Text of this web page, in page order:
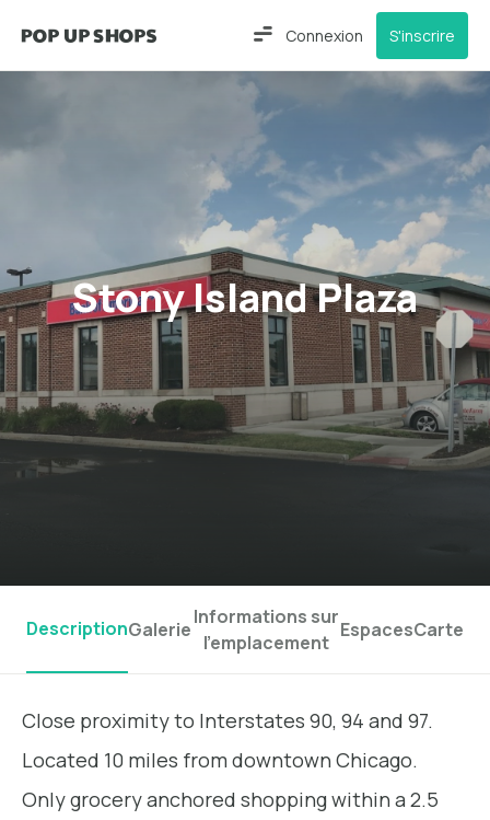
Connexion S'inscrire
Stony Island Plaza
DescriptionGalerie
Informations sur
l'emplacement
EspacesCarte
Close proximity to Interstates 90, 94 and 97.
Located 10 miles from downtown Chicago.
Only grocery anchored shopping within a 2.5